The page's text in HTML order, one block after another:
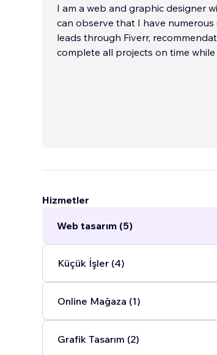
I am a web and graphic designer
can observe that I have
leads through Fiverr,
complete all projects on time
Hizmetler
Web tasarım (5)
Küçük İşler (4)
Online Mağaza (1)
Grafik Tasarım (2)